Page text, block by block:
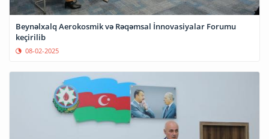
Beynəlxalq Aerokosmik və Rəqəmsal İnnovasiyalar Forumu
keçirilib
08-02-2025